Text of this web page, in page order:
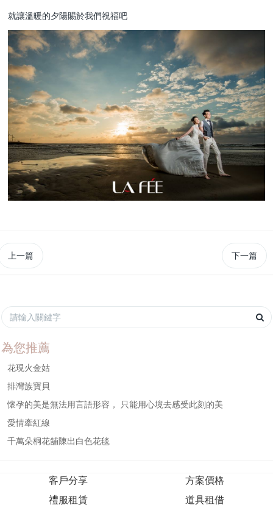
就讓溫暖的夕陽賜於我們祝福吧
上一篇 下一篇
為您推薦
花現火金姑
排灣族寶貝
懷孕的美是無法用言語形容， 只能用心境去感受此刻的美
愛情牽紅線
千萬朵桐花舖陳出白色花毯
客戶分享
方案價格
禮服租賃
道具租借